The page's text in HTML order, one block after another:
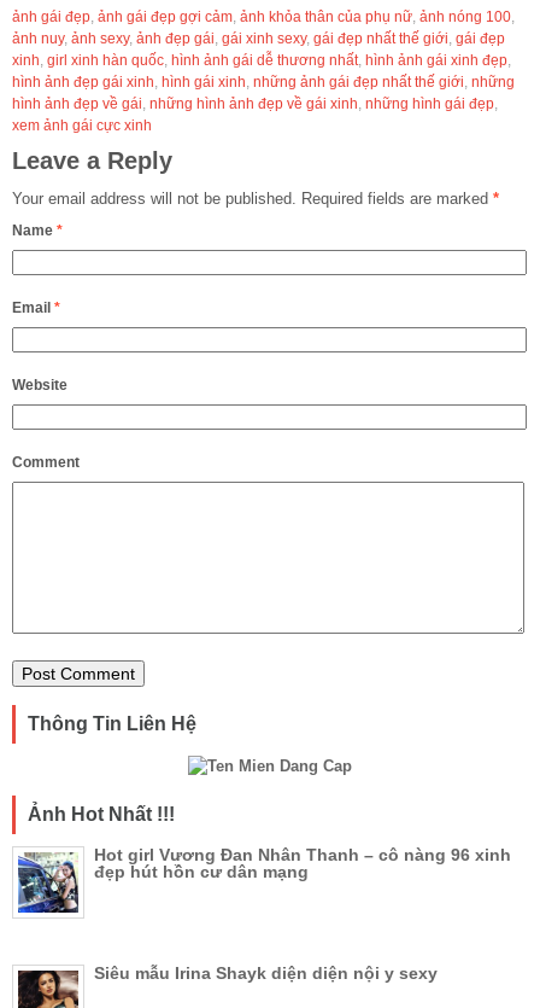
ảnh gái đẹp ảnh gái đẹp gợi cảm ảnh khỏa thân của phụ nữ ảnh nóng 100
ảnh nuy, ảnh sexy, ảnh đẹp gái gái xinh sexy, gái đẹp nhất thế giới gái đẹp
xinh girl xinh hàn quốc hình ảnh gái dễ thương nhất hình ảnh gái xinh đẹp
hình ảnh đẹp gái xinh hình gái xinh những ảnh gái đẹp nhất thế giới những
hình ảnh đẹp về gái những hình ảnh đẹp về gái xinh những hình gái đẹp
xem ảnh gái cực xinh
Leave a Reply
Your email address will not be published. Required fields are marked *
Name *
Email *
Website
Comment
Thông Tin Liên Hệ
Ảnh Hot Nhất !!!
Hot girl Vương Đan Nhân Thanh – cô nàng 96 xinh
đẹp hút hồn cư dân mạng
Siêu mẫu Irina Shayk diện diện nội y sexy